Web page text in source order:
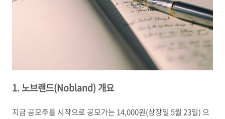
1. 노브랜드(Nobland) 개요
지금 공모주를 시작으로 공모가는 14,000원(상장일 5월 23일) 으